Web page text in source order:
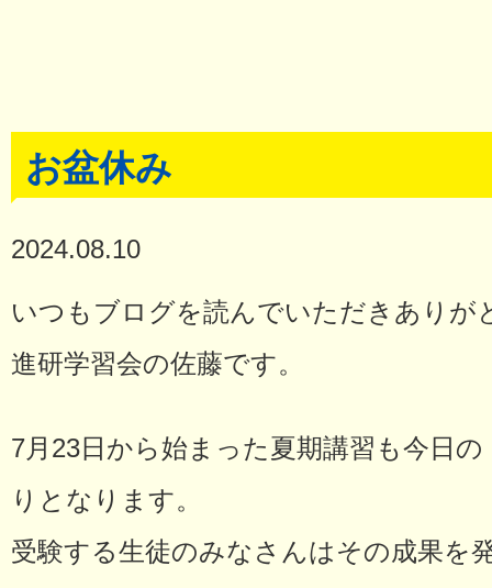
お盆休み
2024.08.10
いつもブログを読んでいただきありが
進研学習会の佐藤です。
7月23日から始まった夏期講習も今日
りとなります。
受験する生徒のみなさんはその成果を